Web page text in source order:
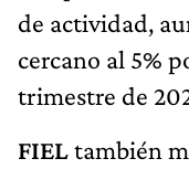
de actividad,
cercano al 5%
trimestre de
FIELtambién